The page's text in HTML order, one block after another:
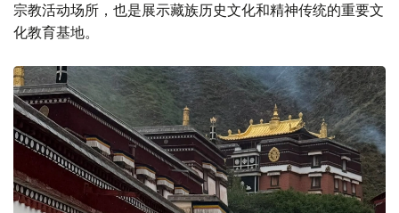
宗教活动场所，也是展示藏族历史文化和精神传统的重要文
化教育基地。